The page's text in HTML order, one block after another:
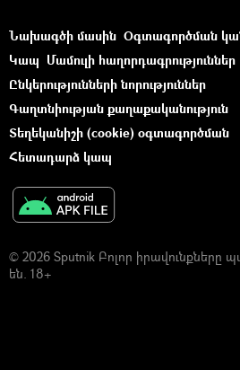
Նախագծի մասին Օգտագործման
Կապ Մամուլի հաղորդագրություններ
Ընկերությունների նորություններ
Գաղտնիության քաղաքականություն
Տեղեկանիշի (cookie) օգտագործման
Հետադարձ կապ
© 2026 Sputnik Բոլոր
են. 18+